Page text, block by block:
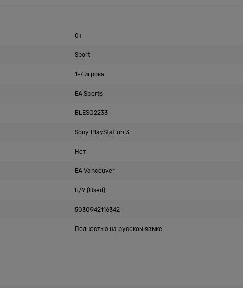
0+
Sport
1-7 игрока
EA Sports
BLES02233
Sony PlayStation 3
Нет
EA Vancouver
Б/У (Used)
5030942116342
Полностью на русском языке